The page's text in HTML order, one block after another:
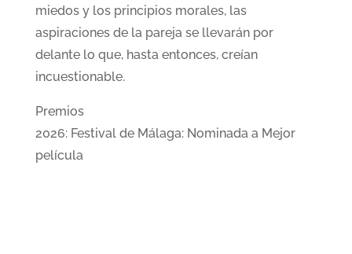
miedos y los principios morales, las
aspiraciones de la pareja se llevarán por
delante lo que, hasta entonces, creían
incuestionable.
Premios
2026: Festival de Málaga: Nominada a Mejor
película